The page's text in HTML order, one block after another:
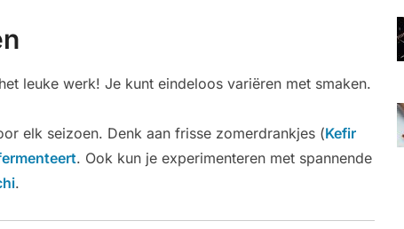
leuke werk! Je kunt eindeloos variëren met smaken.
elk seizoen. Denk aan frisse zomerdrankjes (Kefir
. Ook kun je experimenteren met spannende
.